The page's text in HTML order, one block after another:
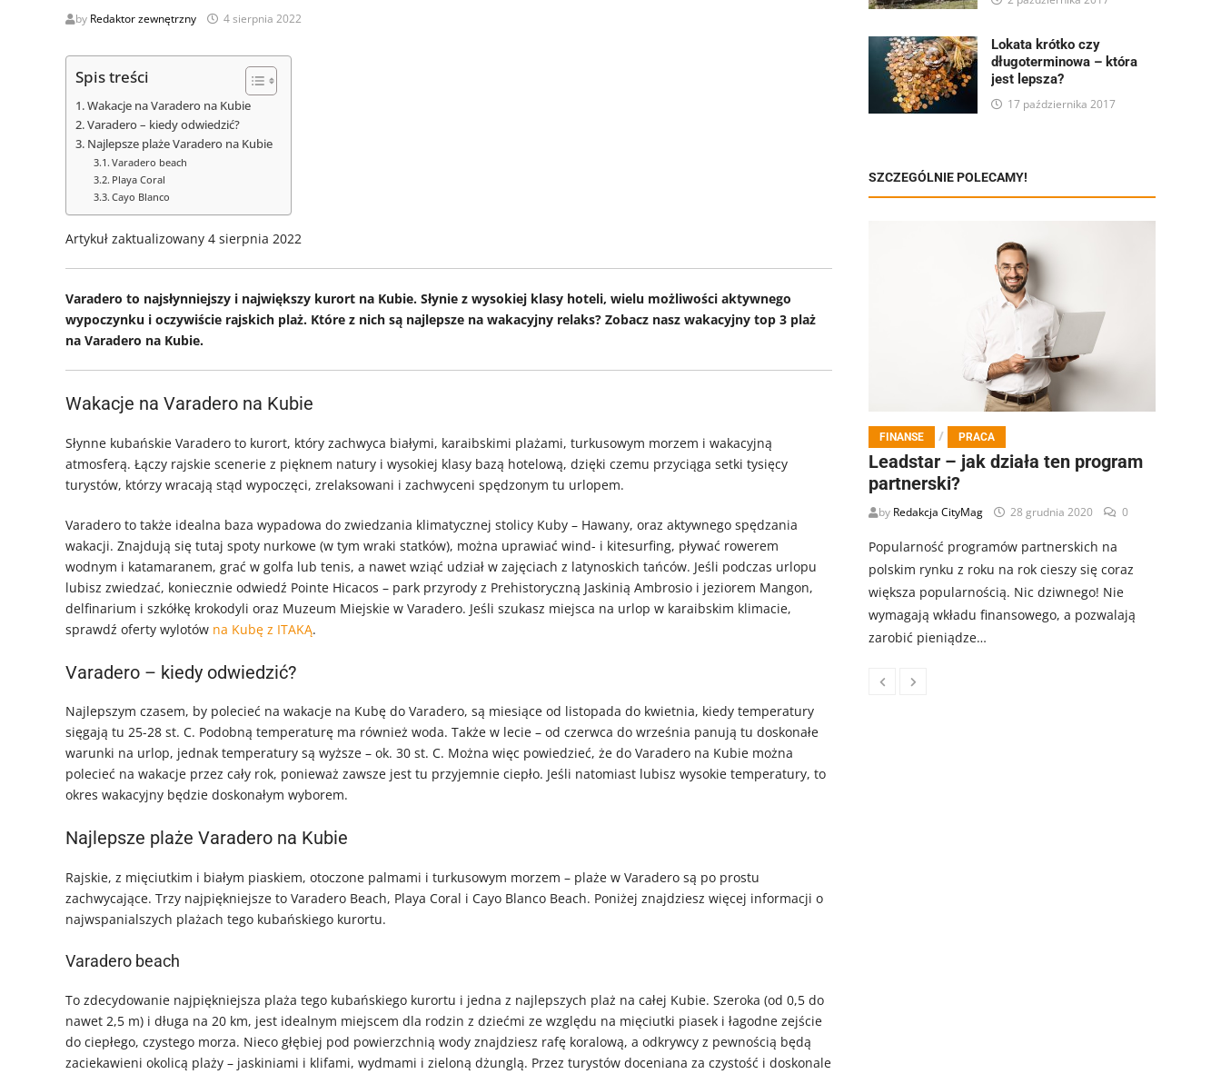
by Redaktor zewnętrzny 4 sierpnia 2022
Spis treści
Wakacje na Varadero na Kubie
Varadero – kiedy odwiedzić?
Najlepsze plaże Varadero na Kubie
Varadero beach
Playa Coral
Cayo Blanco
Artykuł zaktualizowany 4 sierpnia 2022
Varadero to najsłynniejszy i największy kurort na Kubie. Słynie z wysokiej klasy hoteli, wielu możliwości aktywnego
wypoczynku i oczywiście rajskich plaż. Które z nich są najlepsze na wakacyjny relaks? Zobacz nasz wakacyjny top 3 plaż
na Varadero na Kubie.
Wakacje na Varadero na Kubie
Słynne kubańskie Varadero to kurort, który zachwyca białymi, karaibskimi plażami, turkusowym morzem i wakacyjną
atmosferą. Łączy rajskie scenerie z pięknem natury i wysokiej klasy bazą hotelową, dzięki czemu przyciąga setki tysięcy
turystów, którzy wracają stąd wypoczęci, zrelaksowani i zachwyceni spędzonym tu urlopem.
Varadero to także idealna baza wypadowa do zwiedzania klimatycznej stolicy Kuby – Hawany, oraz aktywnego spędzania
wakacji. Znajdują się tutaj spoty nurkowe (w tym wraki statków), można uprawiać wind- i kitesurfing, pływać rowerem
wodnym i katamaranem, grać w golfa lub tenis, a nawet wziąć udział w zajęciach z latynoskich tańców. Jeśli podczas urlopu
lubisz zwiedzać, koniecznie odwiedź Pointe Hicacos – park przyrody z Prehistoryczną Jaskinią Ambrosio i jeziorem Mangon,
delfinarium i szkółkę krokodyli oraz Muzeum Miejskie w Varadero. Jeśli szukasz miejsca na urlop w karaibskim klimacie,
sprawdź oferty wylotów na Kubę z ITAKĄ.
Varadero – kiedy odwiedzić?
Najlepszym czasem, by polecieć na wakacje na Kubę do Varadero, są miesiące od listopada do kwietnia, kiedy temperatury
sięgają tu 25-28 st. C. Podobną temperaturę ma również woda. Także w lecie – od czerwca do września panują tu doskonałe
warunki na urlop, jednak temperatury są wyższe – ok. 30 st. C. Można więc powiedzieć, że do Varadero na Kubie można
polecieć na wakacje przez cały rok, ponieważ zawsze jest tu przyjemnie ciepło. Jeśli natomiast lubisz wysokie temperatury, to
okres wakacyjny będzie doskonałym wyborem.
Najlepsze plaże Varadero na Kubie
Rajskie, z mięciutkim i białym piaskiem, otoczone palmami i turkusowym morzem – plaże w Varadero są po prostu
zachwycające. Trzy najpiękniejsze to Varadero Beach, Playa Coral i Cayo Blanco Beach. Poniżej znajdziesz więcej informacji o
najwspanialszych plażach tego kubańskiego kurortu.
Varadero beach
To zdecydowanie najpiękniejsza plaża tego kubańskiego kurortu i jedna z najlepszych plaż na całej Kubie. Szeroka (od 0,5 do
nawet 2,5 m) i długa na 20 km, jest idealnym miejscem dla rodzin z dziećmi ze względu na mięciutki piasek i łagodne zejście
do ciepłego, czystego morza. Nieco głębiej pod powierzchnią wody znajdziesz rafę koralową, a odkrywcy z pewnością będą
zaciekawieni okolicą plaży – jaskiniami i klifami, wydmami i zieloną dżunglą. Przez turystów doceniana za czystość i doskonale
Lokata krótko czy
długoterminowa – która
jest lepsza?
17 października 2017
SZCZEGÓLNIE POLECAMY!
FINANSE / PRACA
Leadstar – jak działa ten program
partnerski?
by Redakcja CityMag 28 grudnia 2020 0
Popularność programów partnerskich na
polskim rynku z roku na rok cieszy się coraz
większa popularnością. Nic dziwnego! Nie
wymagają wkładu finansowego, a pozwalają
zarobić pieniądze…